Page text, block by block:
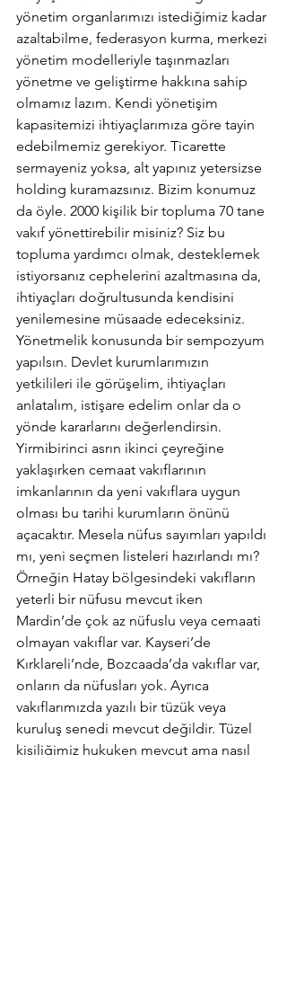
yönetim organlarımızı istediğimiz kadar
azaltabilme, federasyon kurma, merkezi
yönetim modelleriyle taşınmazları
yönetme ve geliştirme hakkına sahip
olmamız lazım. Kendi yönetişim
kapasitemizi ihtiyaçlarımıza göre tayin
edebilmemiz gerekiyor. Ticarette
sermayeniz yoksa, alt yapınız yetersizse
holding kuramazsınız. Bizim konumuz
da öyle. 2000 kişilik bir topluma 70 tane
vakıf yönettirebilir misiniz? Siz bu
topluma yardımcı olmak, desteklemek
istiyorsanız cephelerini azaltmasına da,
ihtiyaçları doğrultusunda kendisini
yenilemesine müsaade edeceksiniz.
Yönetmelik konusunda bir sempozyum
yapılsın. Devlet kurumlarımızın
yetkilileri ile görüşelim, ihtiyaçları
anlatalım, istişare edelim onlar da o
yönde kararlarını değerlendirsin.
Yirmibirinci asrın ikinci çeyreğine
yaklaşırken cemaat vakıflarının
imkanlarının da yeni vakıflara uygun
olması bu tarihi kurumların önünü
açacaktır. Mesela nüfus sayımları yapıldı
mı, yeni seçmen listeleri hazırlandı mı?
Örneğin Hatay bölgesindeki vakıfların
yeterli bir nüfusu mevcut iken
Mardin’de çok az nüfuslu veya cemaati
olmayan vakıflar var. Kayseri’de
Kırklareli’nde, Bozcaada’da vakıflar var,
onların da nüfusları yok. Ayrıca
vakıflarımızda yazılı bir tüzük veya
kuruluş senedi mevcut değildir. Tüzel
kişiliğimiz hukuken mevcut ama nasıl